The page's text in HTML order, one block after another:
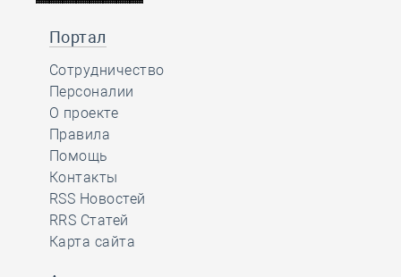
Портал
Сотрудничество
Персоналии
О проекте
Правила
Помощь
Контакты
RSS Новостей
RRS Статей
Карта сайта